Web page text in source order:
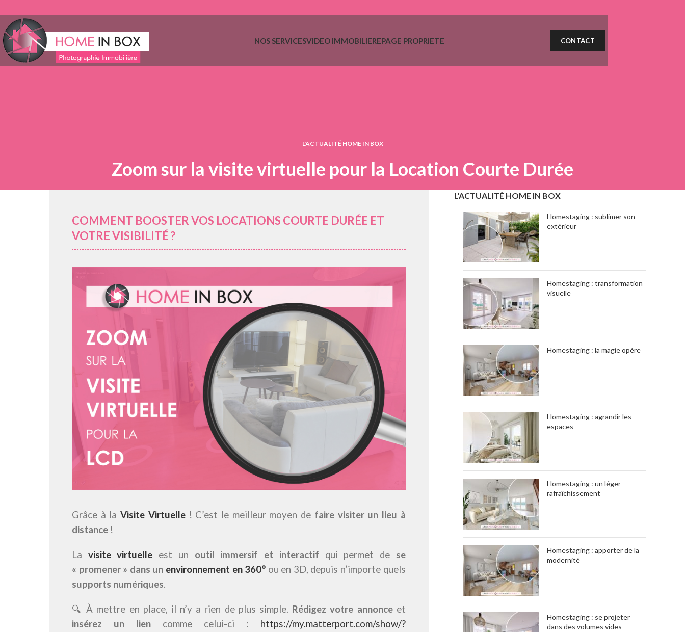
NOS SERVICESVIDEO IMMOBILIEREPAGE PROPRIETE CONTACT
L'ACTUALITÉ HOME IN BOX
Zoom sur la visite virtuelle pour la Location Courte Durée
COMMENT BOOSTER VOS LOCATIONS COURTE DURÉE ET
VOTRE VISIBILITÉ ?
Grâce à laVisite Virtuelle! C’est le meilleur moyen de faire visiter un lieu à
distance !
La visite virtuelle est un outil immersif et interactif qui permet de se
« promener » dans un environnement en 360° ou en 3D, depuis n’importe quels
supports numériques.
🔍 À mettre en place, il n’y a rien de plus simple. Rédigez votre annonceet
insérez un liencomme celui-ci : https://my.matterport.com/show/?
L’ACTUALITÉ HOME IN BOX
Homestaging : sublimer son
extérieur
Homestaging : transformation
visuelle
Homestaging : la magie opère
Homestaging : agrandir les
espaces
Homestaging : un léger
rafraîchissement
Homestaging : apporter de la
modernité
Homestaging : se projeter
dans des volumes vides